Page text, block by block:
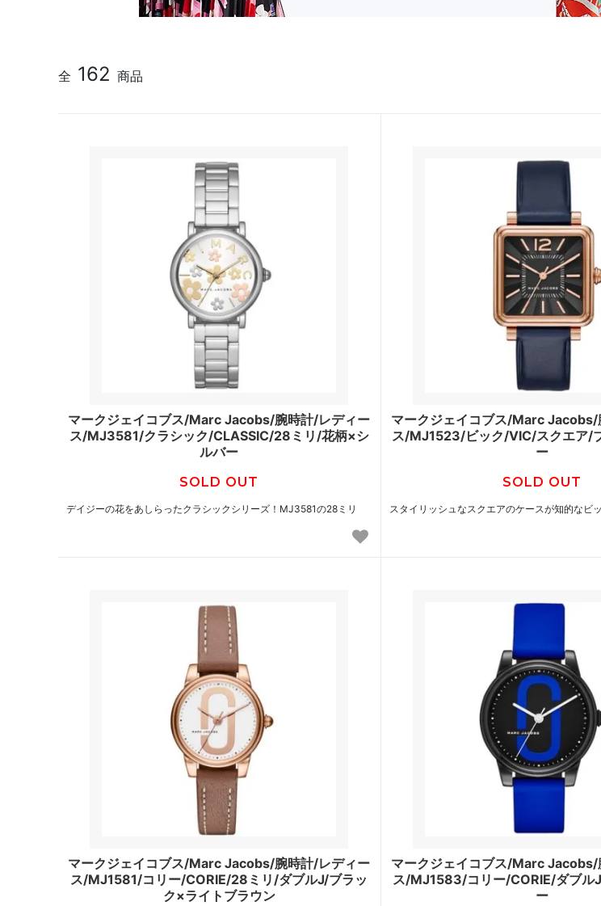
全 162 商品
マークジェイコブス/Marc Jacobs/腕時計/レディー
ス/MJ3581/クラシック/CLASSIC/28ミリ/花柄×シ
ルバー
SOLD OUT
デイジーの花をあしらったクラシックシリーズ！MJ3581の28ミリ
マークジェイコブス/Marc Jacobs/
ス/MJ1523/ビック/VIC/スクエア/
ー
SOLD OUT
スタイリッシュなスクエアのケースが知的なビ
マークジェイコブス/Marc Jacobs/腕時計/レディー
ス/MJ1581/コリー/CORIE/28ミリ/ダブルJ/ブラッ
ク×ライトブラウン
マークジェイコブス/Marc Jacobs/
ス/MJ1583/コリー/CORIE/ダブル
ー